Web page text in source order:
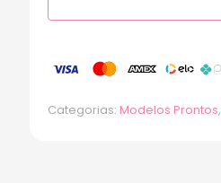
Categorias: Modelos Prontos,